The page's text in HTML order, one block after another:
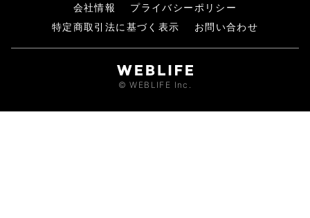
会社情報
プライバシーポリシー
特定商取引法に基づく表示
お問い合わせ
© WEBLIFE Inc.